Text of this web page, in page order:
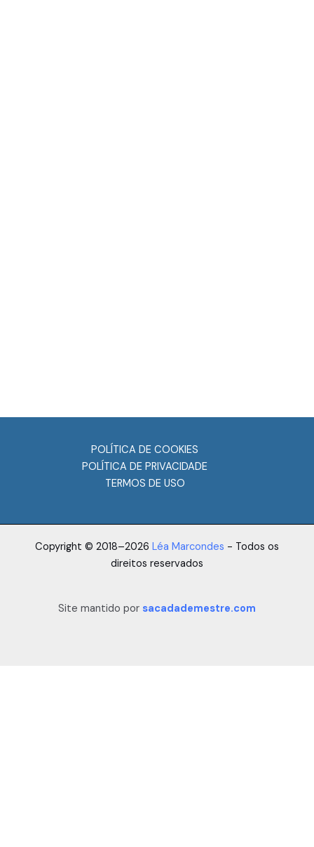
POLÍTICA DE COOKIES
POLÍTICA DE PRIVACIDADE
TERMOS DE USO
Copyright © 2018–2026 Léa Marcondes - Todos os
direitos reservados
Site mantido por sacadademestre.com